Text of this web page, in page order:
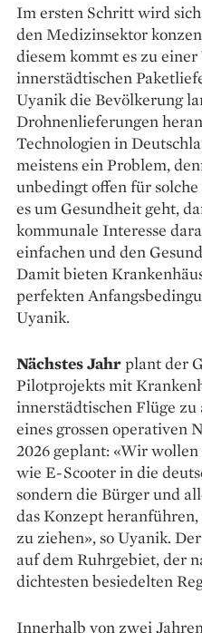
Im ersten Schritt wird
den Medizin­sektor
diesem kommt es zu
innerstädtischen
Uyanik die Bevölkerung
Drohnenlieferungen
Technologien in
meistens ein Problem,
unbedingt offen für
es um Gesundheit geht,
kommunale Interesse
einfachen und den
Damit bieten
perfekten
Uyanik.
Nächstes Jahrplant der
Pilotprojekts mit
innerstädtischen Flüge
eines grossen operativen
2026 geplant: «Wir
wie E-Scooter in die
sondern die Bürger und
das Konzept ­heranführen,
zu ziehen», so Uyanik.
auf dem Ruhr­gebiet, der
dichtesten ­besiedelten
Innerhalb von zwei